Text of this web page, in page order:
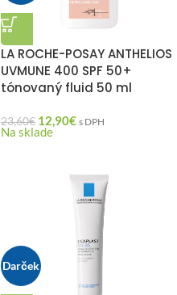
LA ROCHE-POSAY ANTHELIOS
UVMUNE 400 SPF 50+
tónovaný fluid 50 ml
23,60€ 12,90€ s DPH
Na sklade
Darček